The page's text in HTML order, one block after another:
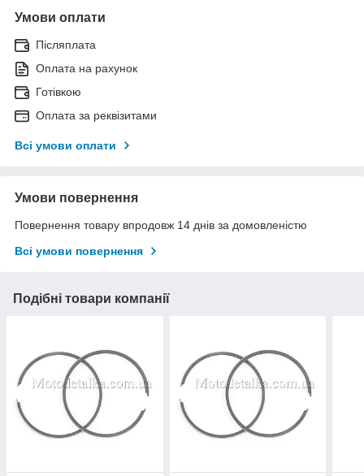
Умови оплати
Післяплата
Оплата на рахунок
Готівкою
Оплата за реквізитами
Всі умови оплати
Умови повернення
Повернення товару впродовж 14 днів за домовленістю
Всі умови повернення
Подібні товари компанії